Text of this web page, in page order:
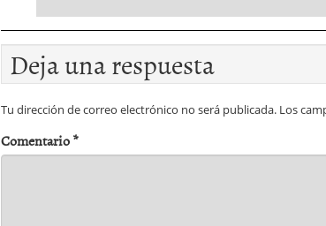
Deja una respuesta
Tu dirección de correo electrónico no será publicada. Los
Comentario*